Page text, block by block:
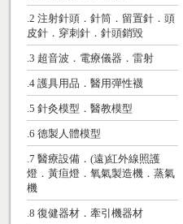
.2 注射針頭．針筒．留置針．頭
皮針．穿刺針．針頭銷毀
.3 超音波．電療儀器．雷射
.4 護具用品．醫用彈性襪
.5 針灸模型．醫教模型
.6 德製人體模型
.7 醫療設備．(遠)紅外線照護
燈．黃疸燈．氧氣製造機．蒸氣
機
.8 復健器材．牽引機器材